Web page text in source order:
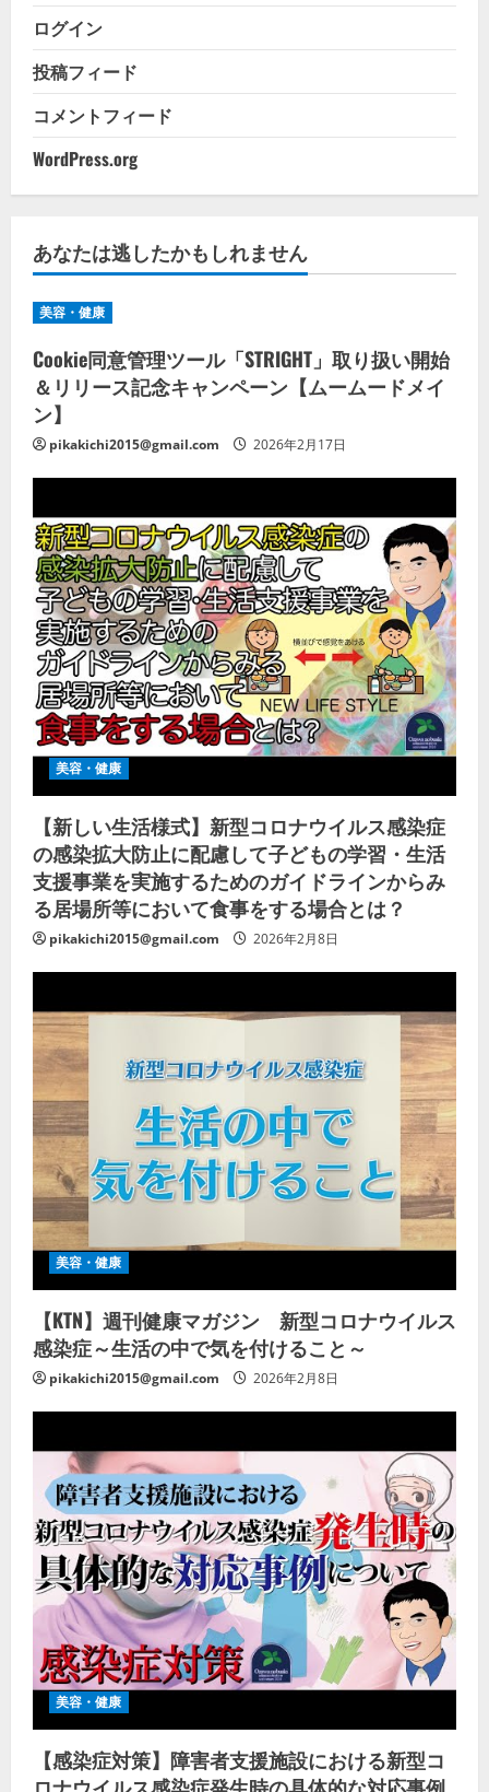
ログイン
投稿フィード
コメントフィード
WordPress.org
あなたは逃したかもしれません
美容・健康
Cookie同意管理ツール「STRIGHT」取り扱い開始
＆リリース記念キャンペーン【ムームードメイ
ン】
pikakichi2015@gmail.com 2026年2月17日
美容・健康
【新しい生活様式】新型コロナウイルス感染症
の感染拡大防止に配慮して子どもの学習・生活
支援事業を実施するためのガイドラインからみ
る居場所等において食事をする場合とは？
pikakichi2015@gmail.com 2026年2月8日
美容・健康
【KTN】週刊健康マガジン 新型コロナウイルス
感染症～生活の中で気を付けること～
pikakichi2015@gmail.com 2026年2月8日
美容・健康
【感染症対策】障害者支援施設における新型コ
ロナウイルス感染症発生時の具体的な対応事例